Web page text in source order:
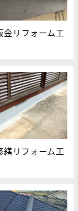
金リフォーム工
繕リフォーム工